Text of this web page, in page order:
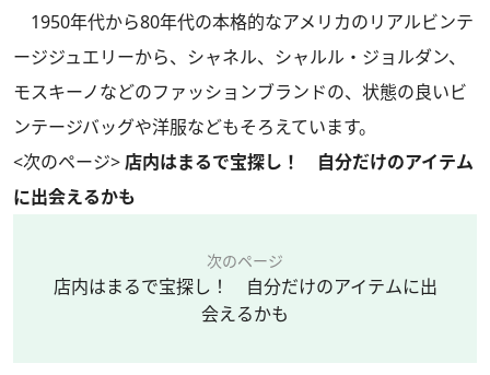
1950年代から80年代の本格的なアメリカのリアルビンテ
ージジュエリーから、シャネル、シャルル・ジョルダン、
モスキーノなどのファッションブランドの、状態の良いビ
ンテージバッグや洋服などもそろえています。
<次のページ>店内はまるで宝探し！ 自分だけのアイテム
に出会えるかも
次のページ
店内はまるで宝探し！ 自分だけのアイテムに出
会えるかも